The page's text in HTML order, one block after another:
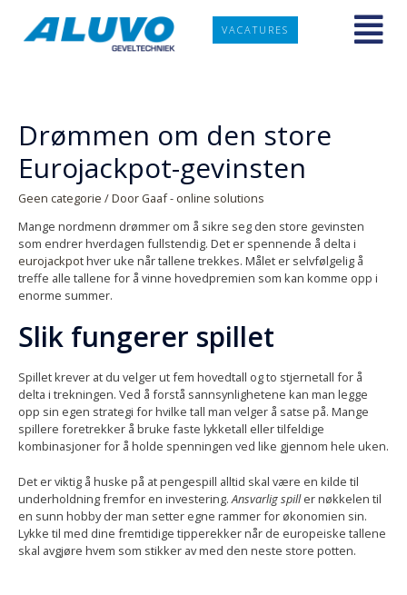
VACATURES
Drømmen om den store
Eurojackpot-gevinsten
Geen categorie / Door Gaaf - online solutions
Mange nordmenn drømmer om å sikre seg den store gevinsten
som endrer hverdagen fullstendig. Det er spennende å delta i
eurojackpothver uke når tallene trekkes. Målet er selvfølgelig å
treffe alle tallene for å vinne hovedpremien som kan komme opp i
enorme summer.
Slik fungerer spillet
Spillet krever at du velger ut fem hovedtall og to stjernetall for å
delta i trekningen. Ved å forstå sannsynlighetene kan man legge
opp sin egen strategi for hvilke tall man velger å satse på. Mange
spillere foretrekker å bruke faste lykketall eller tilfeldige
kombinasjoner for å holde spenningen ved like gjennom hele uken.
Det er viktig å huske på at pengespill alltid skal være en kilde til
underholdning fremfor en investering.Ansvarlig spiller nøkkelen til
en sunn hobby der man setter egne rammer for økonomien sin.
Lykke til med dine fremtidige tipperekker når de europeiske tallene
skal avgjøre hvem som stikker av med den neste store potten.